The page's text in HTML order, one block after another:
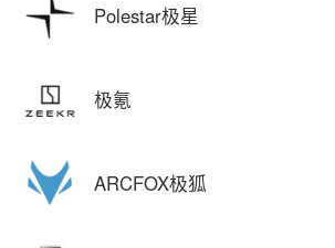
Polestar极星
极氪
ARCFOX极狐